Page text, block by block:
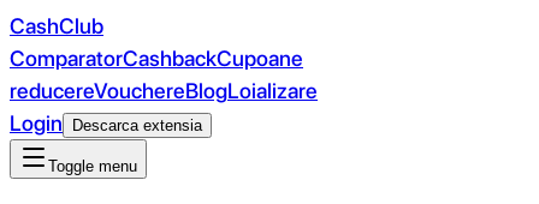
CashClub
ComparatorCashbackCupoane
reducereVouchereBlogLoializare
Login
Descarca extensia
Toggle menu